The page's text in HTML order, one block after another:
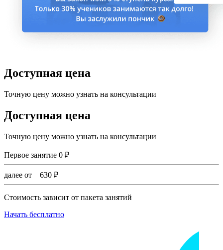
Доступная цена
Точную цену можно узнать на консультации
Доступная цена
Точную цену можно узнать на консультации
Первое занятие 0 ₽
далее от 630 ₽
Стоимость зависит от пакета занятий
Начать бесплатно